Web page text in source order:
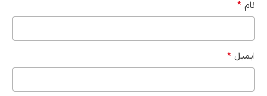
نام *
ایمیل *